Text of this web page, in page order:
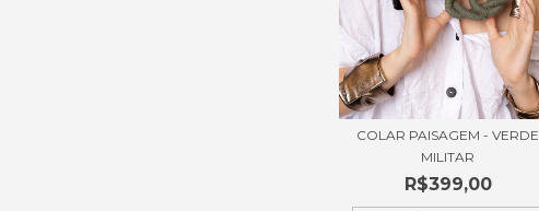
COLAR PAISAGEM - VERDE
MILITAR
R$399,00